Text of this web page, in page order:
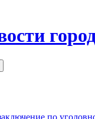
по